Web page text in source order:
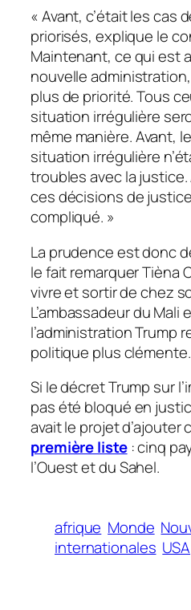
«Avant, c’était les cas
priorisés, explique le
Maintenant, ce qui est
nouvelle administration,
plus de priorité. Tous
situation irrégulière
même manière. Avant,
situation irrégulière
troubles avec la justice.
ces décisions de
compliqué. »
La prudence est donc
le fait remarquer Tièna
vivre et sortir de chez
L’ambassadeur du Mali
l’administration Trump
politique plus clémente.
Si le décret Trump sur
pas été bloqué en
avait le projet d’ajouter
première liste: cinq
l’Ouest et du Sahel.
afrique Monde
internationales USA